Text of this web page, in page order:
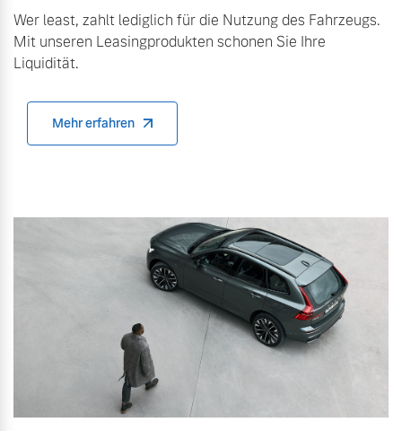
Jetzt kennenlernen
Finanzierung & Leasing
Wer least, zahlt lediglich für die Nutzung des Fahrzeugs.
Mit unseren Leasingprodukten schonen Sie Ihre
Liquidität.
Mehr erfahren